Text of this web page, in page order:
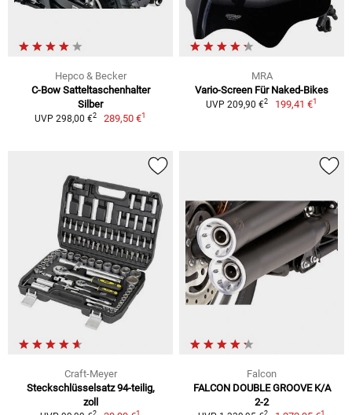
Hepco & Becker
C-Bow Satteltaschenhalter
Silber
UVP 298,00 €2 289,50 €1
MRA
Vario-Screen Für Naked-Bikes
UVP 209,90 €2 199,41 €1
Craft-Meyer
Steckschlüsselsatz 94-teilig,
zoll
1
Falcon
FALCON DOUBLE GROOVE K/A
2-2
1